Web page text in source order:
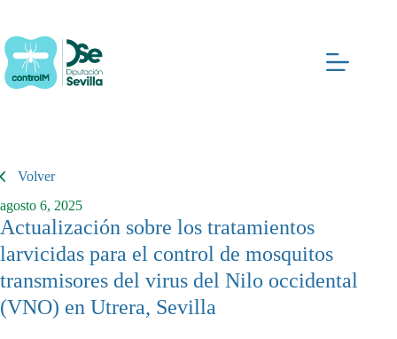
contenido
Volver
agosto 6, 2025
Actualización sobre los tratamientos
larvicidas para el control de mosquitos
transmisores del virus del Nilo occidental
(VNO) en Utrera, Sevilla